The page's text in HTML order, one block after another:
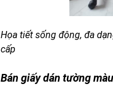
Họa tiết sống động, đa
cấp
Bán giấy dán tường